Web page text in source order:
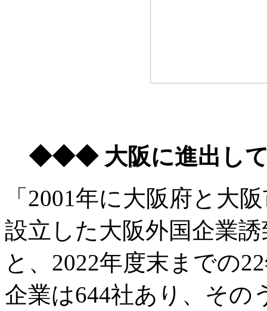
◆◆◆ 大阪に進出し
「2001年に大阪府と大
設立した大阪外国企業
と、2022年度末までの
企業は644社あり、その